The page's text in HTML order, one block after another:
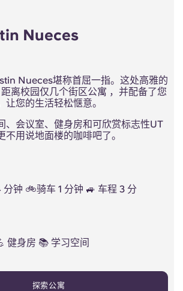
Nueces
Nueces堪称首屈一指。这处高雅的
离校园仅几个街区公寓 ，并配备了您
让您的生活轻松惬意。
、会议室、健身房和可欣赏标志性UT
不用说地面楼的咖啡吧了。
分钟 🚲骑车 1 分钟 🚙 车程 3 分
健身房 📚 学习空间
探索公寓